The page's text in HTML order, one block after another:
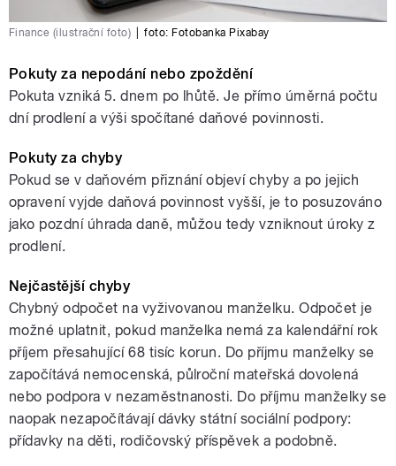
Finance (ilustrační foto) foto: Fotobanka Pixabay
Pokuty za nepodání nebo zpoždění
Pokuta vzniká 5. dnem po lhůtě. Je přímo úměrná počtu
dní prodlení a výši spočítané daňové povinnosti.
Pokuty za chyby
Pokud se v daňovém přiznání objeví chyby a po jejich
opravení vyjde daňová povinnost vyšší, je to posuzováno
jako pozdní úhrada daně, můžou tedy vzniknout úroky z
prodlení.
Nejčastější chyby
Chybný odpočet na vyživovanou manželku. Odpočet je
možné uplatnit, pokud manželka nemá za kalendářní rok
příjem přesahující 68 tisíc korun. Do příjmu manželky se
započítává nemocenská, půlroční mateřská dovolená
nebo podpora v nezaměstnanosti. Do příjmu manželky se
naopak nezapočítávají dávky státní sociální podpory:
přídavky na děti, rodičovský příspěvek a podobně.